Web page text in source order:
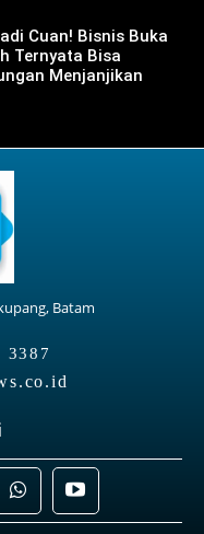
Cuan! Bisnis Buka
Ternyata Bisa
Menjanjikan
Batam
3387